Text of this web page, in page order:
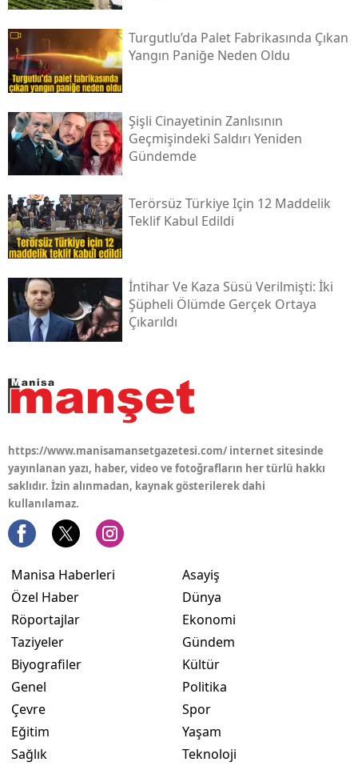
Turgutlu’da Palet Fabrikasında Çıkan
Yangın Paniğe Neden Oldu
Şişli Cinayetinin Zanlısının
Geçmişindeki Saldırı Yeniden
Gündemde
Terörsüz Türkiye Için 12 Maddelik
Teklif Kabul Edildi
İntihar Ve Kaza Süsü Verilmişti: İki
Şüpheli Ölümde Gerçek Ortaya
Çıkarıldı
https://www.manisamansetgazetesi.com/ internet sitesinde
yayınlanan yazı, haber, video ve fotoğrafların her türlü hakkı
saklıdır. İzin alınmadan, kaynak gösterilerek dahi
kullanılamaz.
Manisa Haberleri
Özel Haber
Röportajlar
Taziyeler
Biyografiler
Genel
Çevre
Eğitim
Sağlık
Asayiş
Dünya
Ekonomi
Gündem
Kültür
Politika
Spor
Yaşam
Teknoloji